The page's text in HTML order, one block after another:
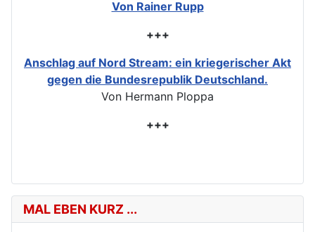
Von Rainer Rupp
+++
Anschlag auf Nord Stream: ein kriegerischer Akt
gegen die Bundesrepublik Deutschland.
Von Hermann Ploppa
+++
MAL EBEN KURZ ...